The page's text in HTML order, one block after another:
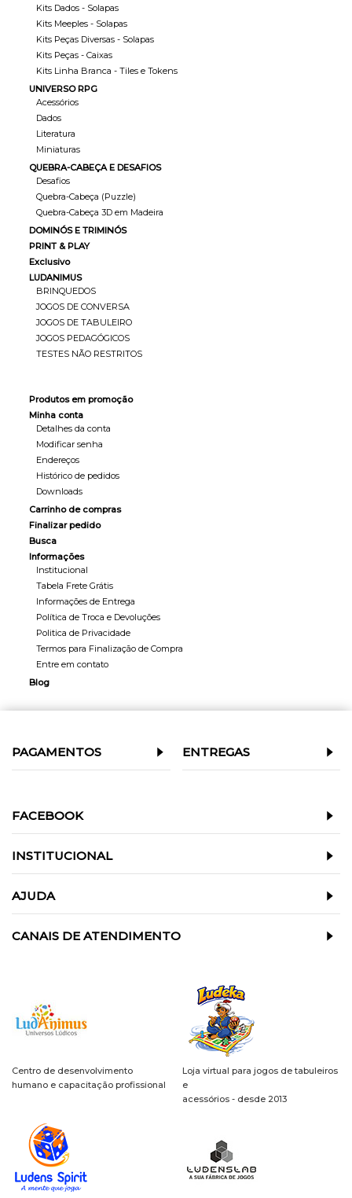
Kits Dados - Solapas
Kits Meeples - Solapas
Kits Peças Diversas - Solapas
Kits Peças - Caixas
Kits Linha Branca - Tiles e Tokens
UNIVERSO RPG
Acessórios
Dados
Literatura
Miniaturas
QUEBRA-CABEÇA E DESAFIOS
Desafios
Quebra-Cabeça (Puzzle)
Quebra-Cabeça 3D em Madeira
DOMINÓS E TRIMINÓS
PRINT & PLAY
Exclusivo
LUDANIMUS
BRINQUEDOS
JOGOS DE CONVERSA
JOGOS DE TABULEIRO
JOGOS PEDAGÓGICOS
TESTES NÃO RESTRITOS
Produtos em promoção
Minha conta
Detalhes da conta
Modificar senha
Endereços
Histórico de pedidos
Downloads
Carrinho de compras
Finalizar pedido
Busca
Informações
Institucional
Tabela Frete Grátis
Informações de Entrega
Política de Troca e Devoluções
Politica de Privacidade
Termos para Finalização de Compra
Entre em contato
Blog
PAGAMENTOS ENTREGAS
FACEBOOK
INSTITUCIONAL
AJUDA
CANAIS DE ATENDIMENTO
Centro de desenvolvimento
humano e capacitação profissional
Loja virtual para jogos de tabuleiros
e
acessórios - desde 2013